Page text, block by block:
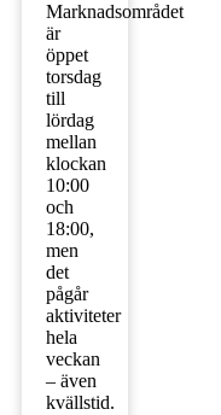
Marknadsområdet
är
öppet
torsdag
till
lördag
mellan
klockan
10:00
och
18:00,
men
det
pågår
aktiviteter
hela
veckan
– även
kvällstid.